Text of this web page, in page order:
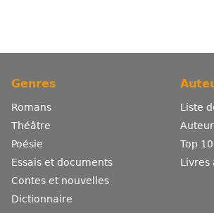
Genres
Romans
Théâtre
Poésie
Essais et documents
Contes et nouvelles
Dictionnaire
Liste
Top
Livres